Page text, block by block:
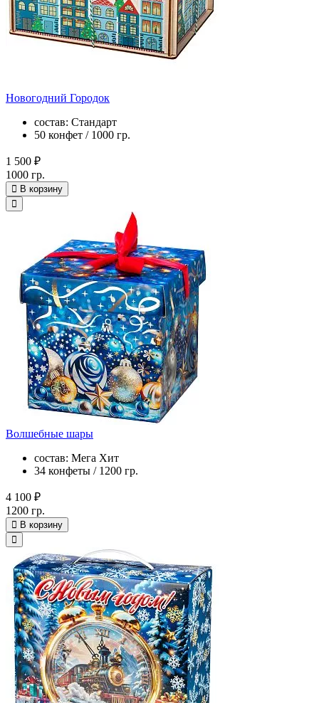
Новогодний Городок
состав: Стандарт
50 конфет / 1000 гр.
1 500 ₽
1000 гр.
В корзину
Волшебные шары
состав: Мега Хит
34 конфеты / 1200 гр.
4 100 ₽
1200 гр.
В корзину